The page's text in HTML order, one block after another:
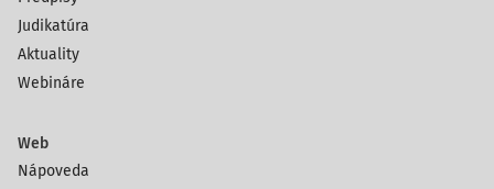
Judikatúra
Aktuality
Webináre
Web
Nápoveda